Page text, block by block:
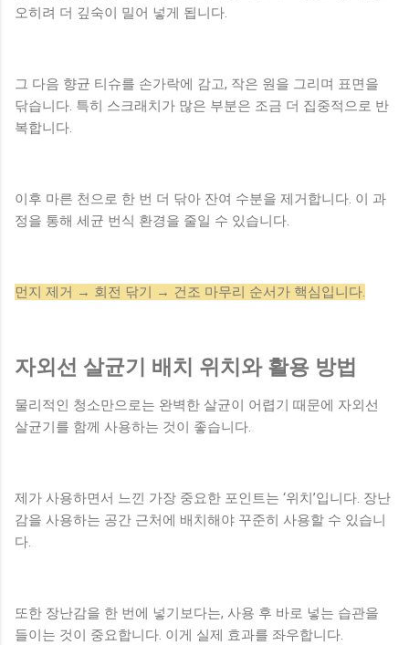
오히려 더 깊숙이 밀어 넣게 됩니다.
그 다음 향균 티슈를 손가락에 감고, 작은 원을 그리며 표면을
닦습니다. 특히 스크래치가 많은 부분은 조금 더 집중적으로 반
복합니다.
이후 마른 천으로 한 번 더 닦아 잔여 수분을 제거합니다. 이 과
정을 통해 세균 번식 환경을 줄일 수 있습니다.
먼지 제거 → 회전 닦기 → 건조 마무리 순서가 핵심입니다.
자외선 살균기 배치 위치와 활용 방법
물리적인 청소만으로는 완벽한 살균이 어렵기 때문에 자외선
살균기를 함께 사용하는 것이 좋습니다.
제가 사용하면서 느낀 가장 중요한 포인트는 ‘위치’입니다. 장난
감을 사용하는 공간 근처에 배치해야 꾸준히 사용할 수 있습니
다.
또한 장난감을 한 번에 넣기보다는, 사용 후 바로 넣는 습관을
들이는 것이 중요합니다. 이게 실제 효과를 좌우합니다.